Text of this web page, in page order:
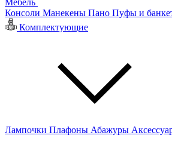
Мебель
Консоли Манекены Пано Пуфы и
Комплектующие
Лампочки Плафоны Абажуры